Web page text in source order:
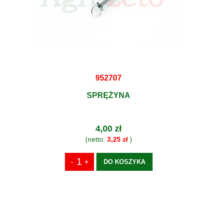
952707
SPRĘŻYNA
4,00 zł
(netto: 3,25 zł)
DO KOSZYKA